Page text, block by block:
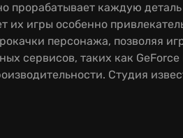
прорабатывает каждую
их игры особенно
персонажа, позволяя
сервисов, таких как
Студия